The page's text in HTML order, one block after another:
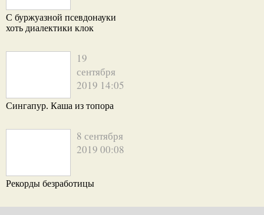
С буржуазной псевдонауки
хоть диалектики клок
19
сентября
2019 14:05
Сингапур. Каша из топора
8 сентября
2019 00:08
Рекорды безработицы